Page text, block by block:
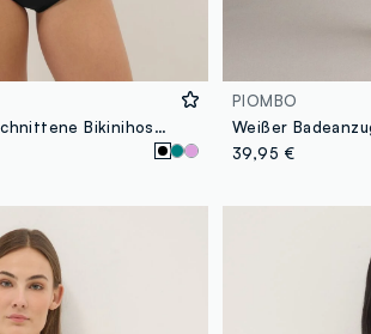
Schwarze, hoch geschnittene Bikinihose aus Stretchmaterial mit Shaping-Effekt
PIOMBO
39,95 €